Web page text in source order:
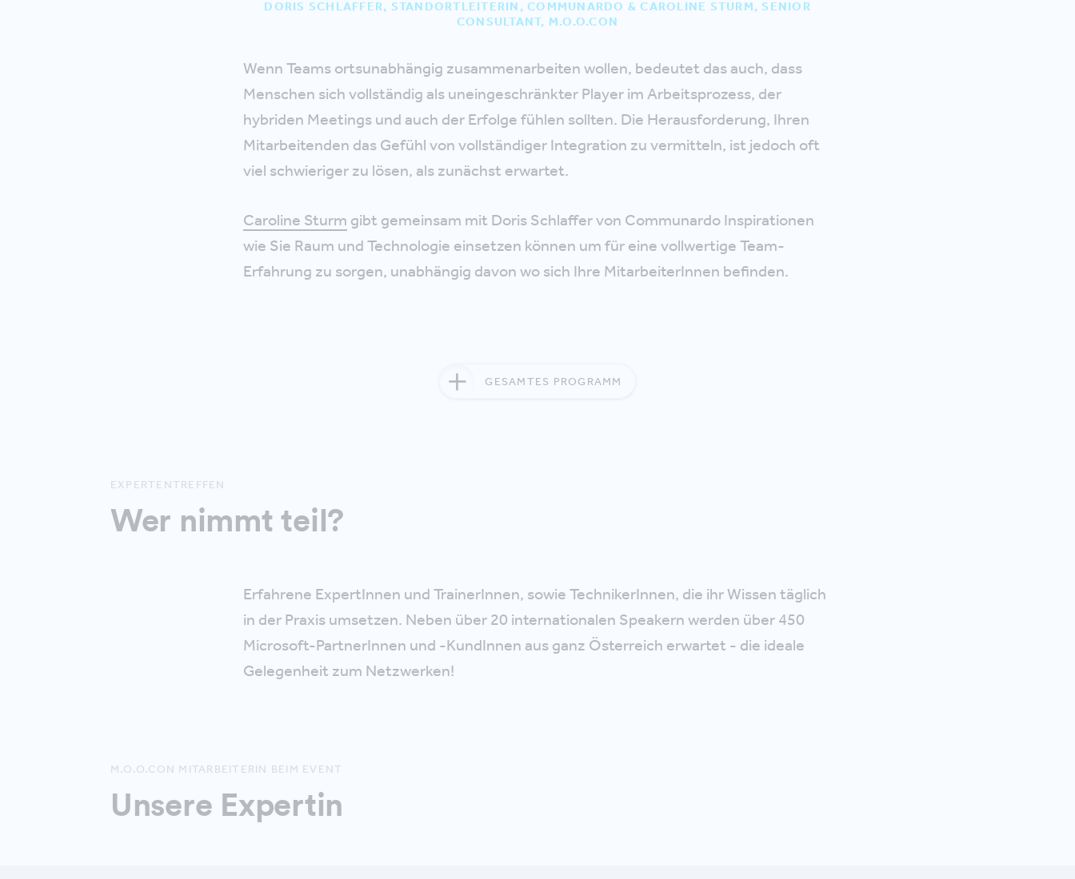
DORIS SCHLAFFER, STANDORTLEITERIN, COMMUNARDO & CAROLINE STURM, SENIOR
CONSULTANT, M.O.O.CON
Wenn Teams ortsunabhängig zusammenarbeiten wollen, bedeutet das auch, dass
Menschen sich vollständig als uneingeschränkter Player im Arbeitsprozess, der
hybriden Meetings und auch der Erfolge fühlen sollten. Die Herausforderung, Ihren
Mitarbeitenden das Gefühl von vollständiger Integration zu vermitteln, ist jedoch oft
viel schwieriger zu lösen, als zunächst erwartet.
Caroline Sturm gibt gemeinsam mit Doris Schlaffer von Communardo Inspirationen
wie Sie Raum und Technologie einsetzen können um für eine vollwertige Team-
Erfahrung zu sorgen, unabhängig davon wo sich Ihre MitarbeiterInnen befinden.
GESAMTES PROGRAMM
EXPERTENTREFFEN
Wer nimmt teil?
Erfahrene ExpertInnen und TrainerInnen, sowie TechnikerInnen, die ihr Wissen täglich
in der Praxis umsetzen. Neben über 20 internationalen Speakern werden über 450
Microsoft-PartnerInnen und -KundInnen aus ganz Österreich erwartet - die ideale
Gelegenheit zum Netzwerken!
M.O.O.CON MITARBEITERIN BEIM EVENT
Unsere Expertin